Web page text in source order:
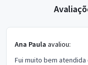
Ana Paula avaliou:
Fui muito bem